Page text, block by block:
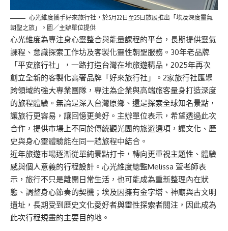
心光維度攜手好來旅行社，於5月22日至25日旅展推出「埃及深度靈氣
朝聖之旅」。圖／主辦單位提供
心光維度為專注身心靈整合與能量課程的平台，長期提供靈氣
課程、意識探索工作坊及客製化靈性朝聖服務。 30年老品牌
「平安旅行社」，一路打造台灣在地旅遊精品， 2025年再次
創立全新的客製化高奢品牌「好來旅行社」。 2家旅行社匯聚
跨領域的強大專業團隊，專注為企業與高端旅客量身打造深度
的旅程體驗。無論是深入台灣原鄉、還是探索全球知名景點，
讓旅行更容易，讓回憶更美好。主辦單位表示，希望透過此次
合作，提供市場上不同於傳統觀光團的旅遊選項，讓文化、歷
史與身心靈體驗能在同一趟旅程中結合。
近年旅遊市場逐漸從單純景點打卡，轉向更重視主題性、體驗
感與個人意義的行程設計。心光維度總監Melissa 萱老師表
示，旅行不只是離開日常生活，也可能成為重新整理內在狀
態、調整身心節奏的契機；埃及因擁有金字塔、神廟與古文明
遺址，長期受到歷史文化愛好者與靈性探索者關注，因此成為
此次行程規畫的主要目的地。